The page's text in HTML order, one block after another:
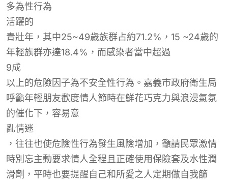
多為性行為
活躍的
青壯年，其中25~49歲族群占約71.2%，15 ~24歲的
年輕族群亦達18.4%，而感染者當中超過
9成
以上的危險因子為不安全性行為。嘉義市政府衛生局
呼籲年輕朋友歡度情人節時在鮮花巧克力與浪漫氣氛
的催化下，容易意
亂情迷
，往往也使危險性行為發生風險增加，籲請民眾激情
時別忘主動要求情人全程且正確使用保險套及水性潤
滑劑，平時也要提醒自己和所愛之人定期做自我篩